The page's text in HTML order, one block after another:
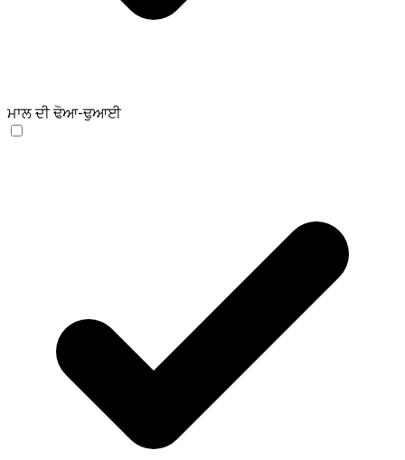
ਮਾਲ ਦੀ ਢੋਆ-ਢੁਆਈ